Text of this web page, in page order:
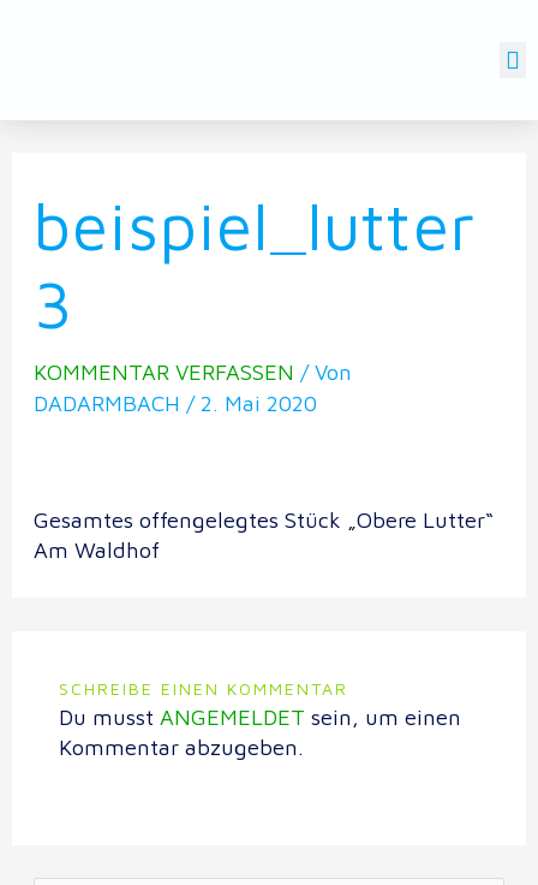
beispiel_lutter
3
KOMMENTAR VERFASSEN / Von
DADARMBACH / 2. Mai 2020
Gesamtes offengelegtes Stück „Obere Lutter“
Am Waldhof
SCHREIBE EINEN KOMMENTAR
Du musst ANGEMELDET sein, um einen
Kommentar abzugeben.